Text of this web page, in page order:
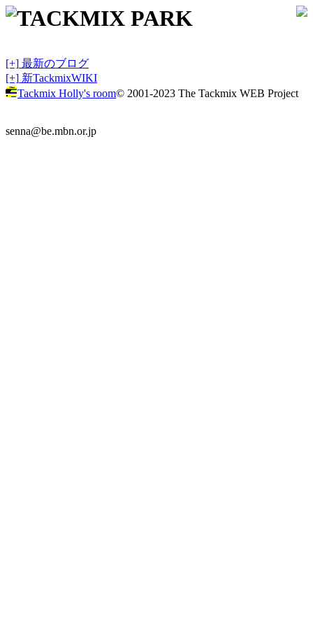
TACKMIX PARK
[+] 最新のブログ
[+] 新TackmixWIKI
Tackmix Holly's room© 2001-2023 The Tackmix WEB Project
senna@be.mbn.or.jp